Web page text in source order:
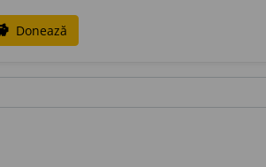
Donează